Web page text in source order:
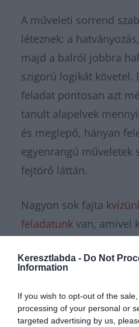
Keresztlabda - Do Not
Information
If you wish to opt-out of the
processing of your personal or
targeted advertising by us,
A műveleti sorrend
léteznek: a
majd a balról jobbra
szigorú logikát követel.
feladat pontosan azt
tanult alapelvek
és meglepő, hányan
egyenrangú műveletek
fejtörő láttán.
Nagyon sok fajta
feladatunk van, amivel
továbbiérdekes napi